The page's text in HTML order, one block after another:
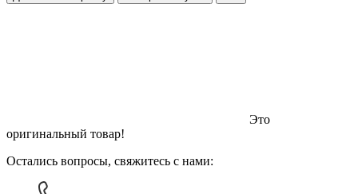
Это
оригинальный товар!
Остались вопросы, свяжитесь с нами: